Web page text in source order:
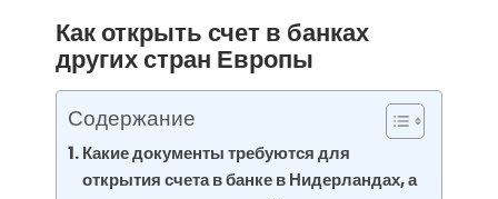
Как открыть счет в банках
других стран Европы
Содержание
Какие документы требуются для
открытия счета в банке в Нидерландах, а